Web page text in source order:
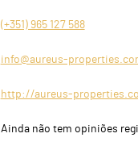
(+351) 965 127 588
info@aureus-
http://aureus-
Ainda não tem opiniões